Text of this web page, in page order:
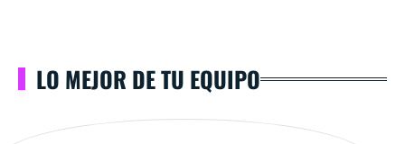
LO MEJOR DE TU EQUIPO